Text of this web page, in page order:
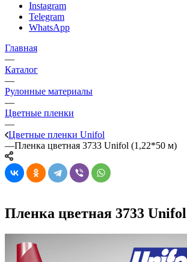
Instagram
Telegram
WhatsApp
Главная
—
Каталог
—
Рулонные материалы
—
Цветные пленки
—
Цветные пленки Unifol
—Пленка цветная 3733 Unifol (1,22*50 м)
Пленка цветная 3733 Unifol